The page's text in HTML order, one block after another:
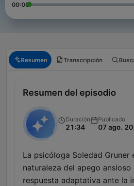
00:00
Resumen Transcripción
Resumen del episodio
Duración
21:34
Publicado
07 ago.
La psicóloga Soledad Gruner
naturaleza del apego ansioso
respuesta adaptativa ante la